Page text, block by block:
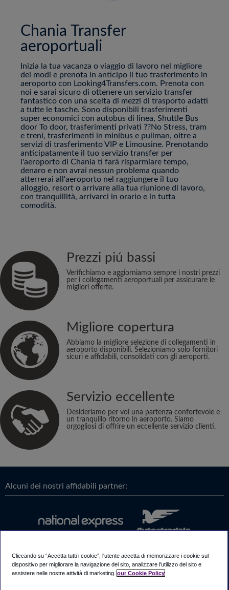
Chania Transfer
aeroportuali
Inizia la tua vacanza o viaggio di lavoro nel migliore
dei modi e prenota in anticipo il tuo trasferimento in
aeroporto con Looking4Transfers.com. Prenota con
noi e sarai sicuro di ottenere un servizio transfer
fantastico con una scelta di mezzi di trasporto adatti
a tutte le tasche. Sono disponibili trasferimenti
super economici con autobus di linea, Shuttle Bus
door To door, trasferimenti privati ??No Stress, tram
e treni, trasferimenti in minibus e pullman, oltre a
servizi di trasferimento VIP e Limousine. Prenotando
anticipatamente il tuo servizio transfer per
l'aeroporto di Chania ti farà risparmiare tempo,
denaro e non avrai nessun problema quando
atterrerai all'aeroporto nel raggiungere il tuo
alloggio, resort o arrivare alla tua riunione di lavoro,
con tranquillità, arrivarci in orario e in tutta
comodità.
Prezzi piú bassi
Verifichiamo e aggiorniamo sempre i nostri prezzi
per i collegamenti aeroportuali per assicurare le
migliori offerte.
Migliore copertura
Abbiamo la migliore selezione di collegamenti in
aeroporto disponibili. Selezioniamo solo fornitori
sicuri e affidabili, consolidati con gli aeroporti.
Servizio eccellente
Desideriamo per voi una partenza confortevole e
un tranquillo ritorno in aeroporto. Siamo
orgogliosi di offrire un eccellente servizio clienti.
Alcuni dei nostri affidabili partner:
Cliccando su “Accetta tutti i cookie”, l'utente accetta di memorizzare i cookie sul
dispositivo per migliorare la navigazione del sito, analizzare l'utilizzo del sito e
assistere nelle nostre attività di marketing. our Cookie Policy